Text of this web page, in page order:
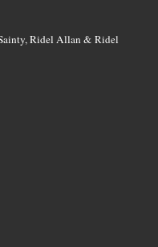
Ridel Allan &Ridel